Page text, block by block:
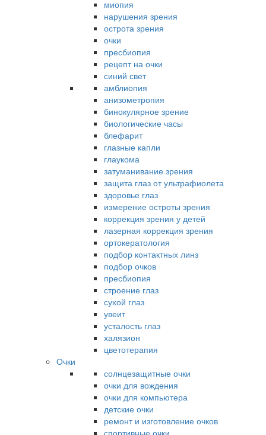
миопия
нарушения зрения
острота зрения
очки
пресбиопия
рецепт на очки
синий свет
амблиопия
анизометропия
бинокулярное зрение
биологические часы
блефарит
глазные капли
глаукома
затуманивание зрения
защита глаз от ультрафиолета
здоровье глаз
измерение остроты зрения
коррекция зрения у детей
лазерная коррекция зрения
ортокератология
подбор контактных линз
подбор очков
пресбиопия
строение глаз
сухой глаз
увеит
усталость глаз
халязион
цветотерапия
Очки
солнцезащитные очки
очки для вождения
очки для компьютера
детские очки
ремонт и изготовление очков